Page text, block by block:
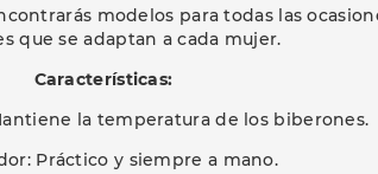
modelos para todas las
que se adaptan a cada mujer.
Características:
la temperatura de los biberones.
Práctico y siempre a mano.